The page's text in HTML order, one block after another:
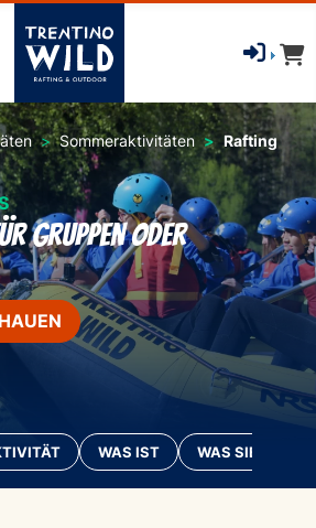
Sommeraktivitäten Rafting
Gruppen oder
WAS IST WAS SIE